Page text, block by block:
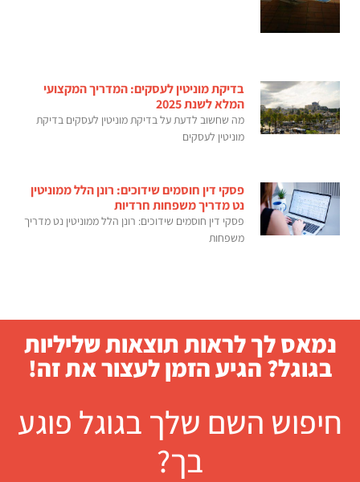
בדיקת מוניטין לעסקים: המדריך המקצועי
המלא לשנת 2025
מה שחשוב לדעת על בדיקת מוניטין לעסקים בדיקת
מוניטין לעסקים
פסקי דין חוסמים שידוכים: רונן הלל ממוניטין
נט מדריך משפחות חרדיות
פסקי דין חוסמים שידוכים: רונן הלל ממוניטין נט מדריך
משפחות
נמאס לך לראות תוצאות שליליות
בגוגל? הגיע הזמן לעצור את זה!
חיפוש השם שלך בגוגל פוגע
בך?